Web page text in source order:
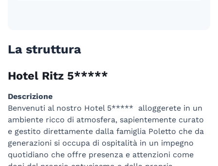
La struttura
Hotel Ritz 5*****
Descrizione
Benvenuti al nostro Hotel 5***** alloggerete in un
ambiente ricco di atmosfera, sapientemente curato
e gestito direttamente dalla famiglia Poletto che da
generazioni si occupa di ospitalità in un impegno
quotidiano che offre presenza e attenzioni come